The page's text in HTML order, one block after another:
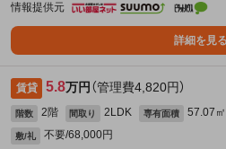
情報提供元
詳細を見る
賃貸 5.8万円 （管理費4,820円）
階数 2階 間取り 2LDK 専有面積 57.07㎡
敷/礼
不要/68,000円